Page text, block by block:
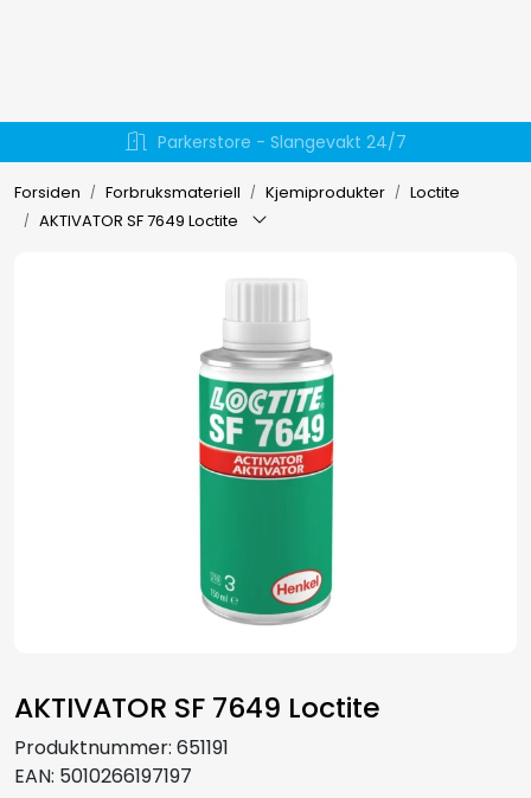
Forsiden Forbruksmateriell Kjemiprodukter
Loctite
AKTIVATOR SF 7649 Loctite
AKTIVATOR SF 7649 Loctite
Produktnummer: 651191
EAN: 5010266197197
Væskehåndtering
EL-verktøy